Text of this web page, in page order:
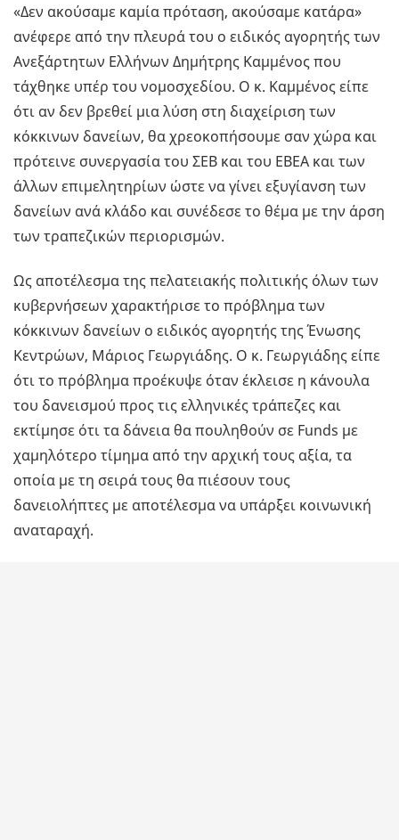
«Δεν ακούσαμε καμία πρόταση, ακούσαμε κατάρα»
ανέφερε από την πλευρά του ο ειδικός αγορητής των
Ανεξάρτητων Ελλήνων Δημήτρης Καμμένος που
τάχθηκε υπέρ του νομοσχεδίου. Ο κ. Καμμένος είπε
ότι αν δεν βρεθεί μια λύση στη διαχείριση των
κόκκινων δανείων, θα χρεοκοπήσουμε σαν χώρα και
πρότεινε συνεργασία του ΣΕΒ και του ΕΒΕΑ και των
άλλων επιμελητηρίων ώστε να γίνει εξυγίανση των
δανείων ανά κλάδο και συνέδεσε το θέμα με την άρση
των τραπεζικών περιορισμών.
Ως αποτέλεσμα της πελατειακής πολιτικής όλων των
κυβερνήσεων χαρακτήρισε το πρόβλημα των
κόκκινων δανείων ο ειδικός αγορητής της Ένωσης
Κεντρώων, Μάριος Γεωργιάδης. Ο κ. Γεωργιάδης είπε
ότι το πρόβλημα προέκυψε όταν έκλεισε η κάνουλα
του δανεισμού προς τις ελληνικές τράπεζες και
εκτίμησε ότι τα δάνεια θα πουληθούν σε Funds με
χαμηλότερο τίμημα από την αρχική τους αξία, τα
οποία με τη σειρά τους θα πιέσουν τους
δανειολήπτες με αποτέλεσμα να υπάρξει κοινωνική
αναταραχή.